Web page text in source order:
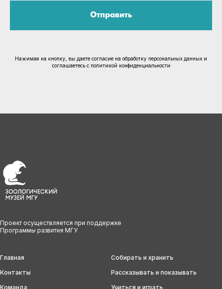
Отправить
Нажимая на кнопку, вы даете согласие на обработку персональных данных и
соглашаетесь c политикой конфиденциальности
Проект осуществляется при поддержке
Программы развития МГУ
Главная
Контакты
Команда
Собирать и хранить
Рассказывать и показывать
Учиться и играть